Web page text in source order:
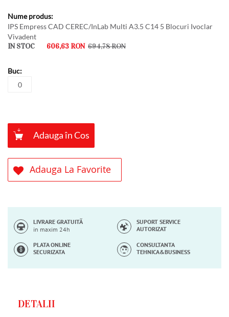
IPS Empress CAD CEREC/InLab Multi A3.5 C14 5 Blocuri Ivoclar
Vivadent
IN STOC
606,63 RON 694,78 RON
Adauga în Cos
Adauga La Favorite
LIVRARE GRATUITĂ
in maxim 24h
SUPORT SERVICE
AUTORIZAT
PLATA ONLINE
SECURIZATA
CONSULTANTA
TEHNICA&BUSINESS
DETALII